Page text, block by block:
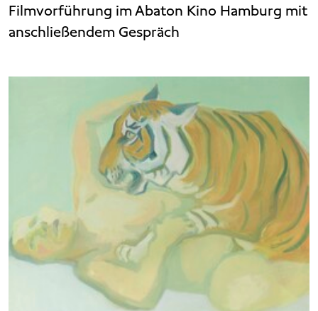
Filmvorführung im Abaton Kino Hamburg mit
anschließendem Gespräch